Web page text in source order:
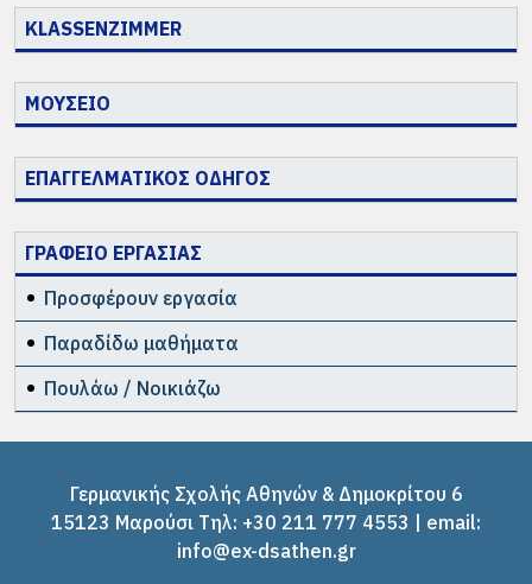
KLASSENZIMMER
ΜΟΥΣΕΙΟ
ΕΠΑΓΓΕΛΜΑΤΙΚΟΣ ΟΔΗΓΟΣ
ΓΡΑΦΕΙΟ ΕΡΓΑΣΙΑΣ
Προσφέρουν εργασία
Παραδίδω μαθήματα
Πουλάω / Νοικιάζω
Γερμανικής Σχολής Αθηνών & Δημοκρίτου 6
15123 Μαρούσι Tηλ: +30 211 777 4553 | email:
info@ex-dsathen.gr